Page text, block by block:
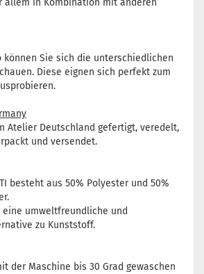
allem in Kombination mit anderen
können Sie sich die unterschiedlichen
Diese eignen sich perfekt zum
Atelier Deutschland gefertigt, veredelt,
und versendet.
besteht aus 50% Polyester und 50%
umweltfreundliche und
zu Kunststoff.
der Maschine bis 30 Grad gewaschen